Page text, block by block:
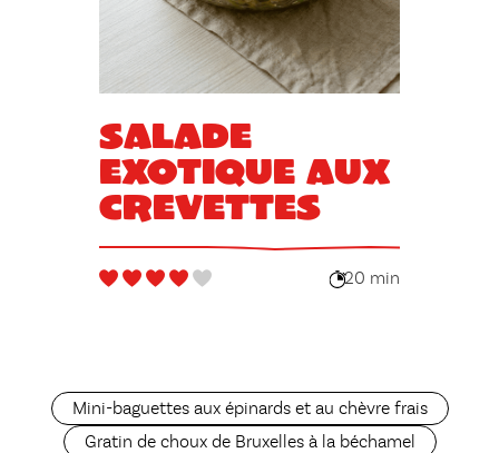
Salade
exotique aux
crevettes
20 min
Mini-baguettes aux épinards et au chèvre frais
Gratin de choux de Bruxelles à la béchamel